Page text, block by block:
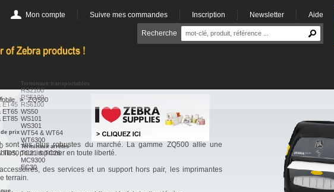
Mon compte Suivre mes commandes Inscription Newsletter Aide
Recherche
ET45
ET65
ET85
de prix
TD50
Terminaux transportables
RS2100
RS5100
RS6100
WS50
WS101
WS301
WT54 & WT64
WT6300
Terminaux arrêtés
TC21 & TC26
MC9300
EC30
> ZQ500
les plus robustes du marché. La gamme ZQ500 allie une
pour imprimer en toute liberté.
des services et un support hors pair, les imprimantes
terrain.